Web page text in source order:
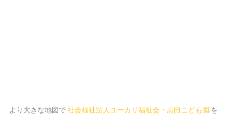
より大きな地図で社会福祉法人ユーカリ福祉会・黒田こども園 を